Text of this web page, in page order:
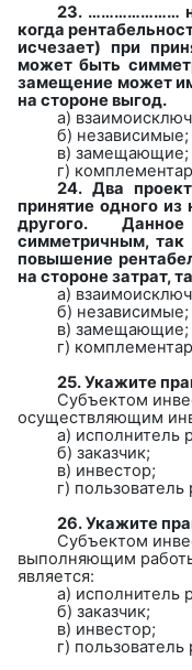
23. …………………
когда
исчезает) при
может быть
замещение может
на стороне выгод.
а)
б) независимые;
в) замещающие;
г)
24. Два
принятие одного из
другого.
симметричным, так
повышение
на стороне затрат,
а)
б) независимые;
в) замещающие;
г)
25. Укажите
Субъектом
осуществляющим
а) исполнитель
б) заказчик;
в) инвестор;
г) пользователь
26. Укажите
Субъектом
выполняющим
является:
а) исполнитель
б) заказчик;
в) инвестор;
г) пользователь